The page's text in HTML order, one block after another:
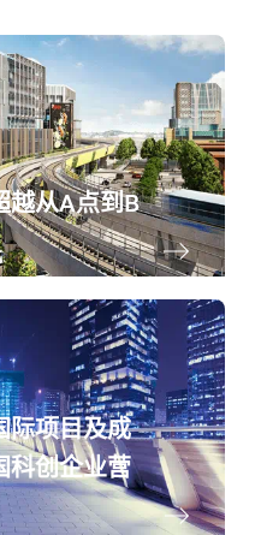
越从A点到B
际项目及成
科创企业营